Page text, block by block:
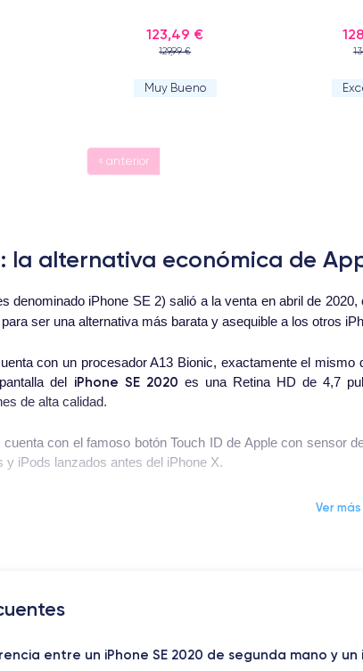
123,49 €
129,99 €
Muy Bueno
« anterior
la alternativa económica de
denominado iPhone SE 2) salió a la venta en abril de
ser una alternativa más barata y asequible a los otros
con un procesador A13 Bionic, exactamente el
del iPhone SE 2020 es una Retina HD de 4,7
de alta calidad.
cuenta con el famoso botón Touch ID de Apple con sensor
y iPods lanzados antes del iPhone X.
2020 con la última versión del sistema operativo iOS enVer más
entre un iPhone SE 2020 de segunda mano y